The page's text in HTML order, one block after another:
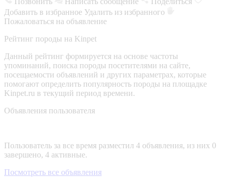
Добавить в избранное Удалить из избранного
Пожаловаться на объявление
Рейтинг породы на Kinpet
Данный рейтинг формируется на основе частоты
упоминаний, поиска породы посетителями на сайте,
посещаемости объявлений и других параметрах, которые
помогают определить популярность породы на площадке
Kinpet.ru в текущий период времени.
Объявления пользователя
Пользователь за все время разместил 4 объявления, из них 0
завершено, 4 активные.
Посмотреть все объявления